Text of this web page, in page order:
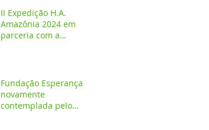
II Expedição H.A.
Amazônia 2024 em
parceria com a
Fundação Esperança
novamente
contemplada pelo